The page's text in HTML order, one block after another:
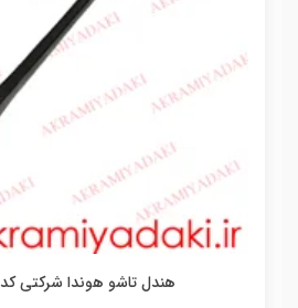
هندل تاشو هوندا شرکتی کد 109898998